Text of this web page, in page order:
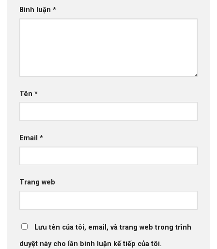
Bình luận *
Tên *
Email *
Trang web
Lưu tên của tôi, email, và trang web trong trình
duyệt này cho lần bình luận kế tiếp của tôi.